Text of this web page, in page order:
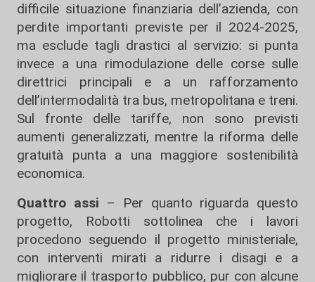
difficile situazione finanziaria dell’azienda, con
perdite importanti previste per il 2024-2025,
ma esclude tagli drastici al servizio: si punta
invece a una rimodulazione delle corse sulle
direttrici principali e a un rafforzamento
dell’intermodalità tra bus, metropolitana e treni.
Sul fronte delle tariffe, non sono previsti
aumenti generalizzati, mentre la riforma delle
gratuità punta a una maggiore sostenibilità
economica.
Quattro assi – Per quanto riguarda questo
progetto, Robotti sottolinea che i lavori
procedono seguendo il progetto ministeriale,
con interventi mirati a ridurre i disagi e a
migliorare il trasporto pubblico, pur con alcune